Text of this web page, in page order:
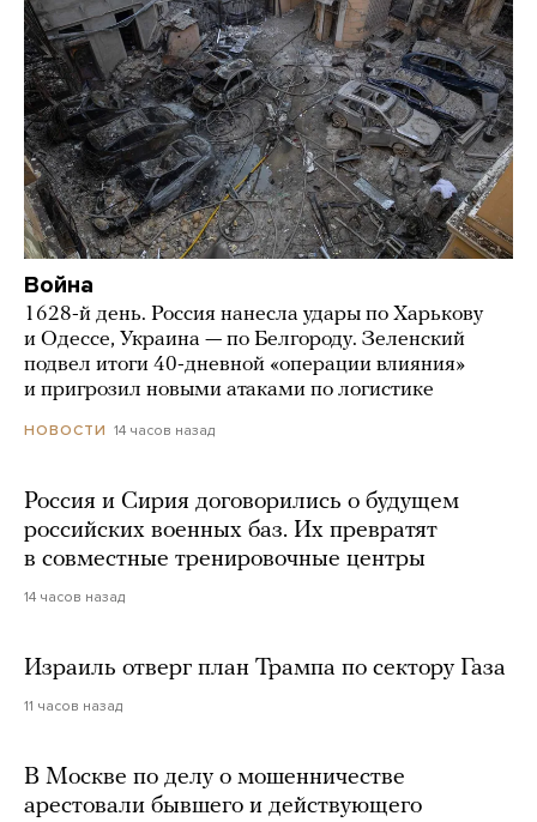
Война
1628-й день. Россия нанесла удары по Харькову
и Одессе, Украина — по Белгороду. Зеленский
подвел итоги 40-дневной «операции влияния»
и пригрозил новыми атаками по логистике
НОВОСТИ 14 часов назад
Россия и Сирия договорились о будущем
российских военных баз. Их превратят
в совместные тренировочные центры
14 часов назад
Израиль отверг план Трампа по сектору Газа
11 часов назад
В Москве по делу о мошенничестве
арестовали бывшего и действующего